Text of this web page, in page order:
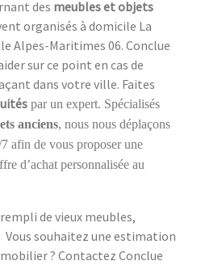
des meubles et objets
organisés à domicile La
Alpes-Maritimes 06. Conclue
sur ce point en cas de
dans votre ville. Faites
par un expert. Spécialisés
anciens, nous nous déplaçons
afin de vous proposer une
d’achat personnalisée au
de vieux meubles,
Vous souhaitez une estimation
? Contactez Conclue